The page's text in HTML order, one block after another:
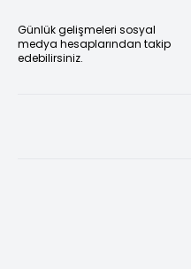
Günlük gelişmeleri sosyal
medya hesaplarından takip
edebilirsiniz.